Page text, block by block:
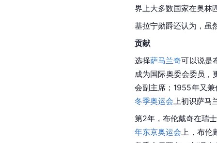
界上大多数国家在奥林
基拉宁勋爵还认为，虽
贡献
选择萨马兰奇可以说是
成为国际奥委会委员，
会副主席；1955年又兼
冬季奥运会 上初识萨马
第2年，布伦戴奇在瑞士
年东京奥运会 上，布